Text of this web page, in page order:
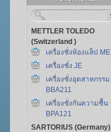
METTLER TOLEDO
(Switzerland )
เครื่องชั่งห้องแล็ป ME
เครื่องชั่ง JE
เครื่องชั่งอุตสาหกรรม
BBA211
เครื่องชั่งกันความชื้น
BPA121
SARTORIUS (Germany)